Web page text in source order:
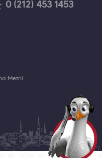
0 (212) 453 1453
Metni